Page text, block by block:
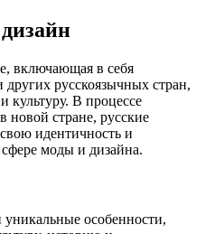
включающая в себя
русскоязычных стран,
культуру. В процессе
новой стране, русские
идентичность и
моды и дизайна.
уникальные особенности,